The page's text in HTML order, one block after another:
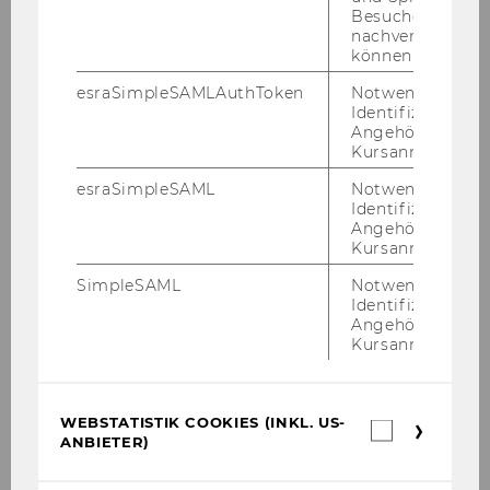
in Ös­ter­reich voll­zog sich al­ler­dings nur lang­
sam. In der Stel­lung­nah­me der ÖFU zum Vor­
ent­wurf für ein neues Pro­gramm der SPÖ vom
März 1958 über­wo­gen noch ein­deu­tig die klas­
si­schen frei­wirt­schaft­li­chen The­men. Hin­ge­
wie­sen wurde auf die ge­werk­schafts­freund­li­
ÖFU, in Mit­tel­punkt aber stan­den die For­de­
rung nach Be­reit­stel­lung eines reich­li­chen Kre­
dit­an­ge­bots sowie wohnbau-​ bzw. bo­den­po­li­ti­
sche An­lie­gen. Erst An­fang der 1960er Jahre
trat in der ös­ter­rei­chi­schen Frei­wirt­schafts­be­
we­gung die an­ti­mo­no­po­lis­ti­sche Aus­rich­tung
im Sinne des Or­do­li­be­ra­lis­mus stär­ker her­vor.
und art­ähn­li­che Zir­kel auf dem Ab­stell­gleis lan­
de­ten. Mit dem Kon­zept der so­zia­len Markt­wirt­
Besuchers
nachverfolgen
können.
esraSimpleSAMLAuthToken
Notwendig zur
Identifizierung
Angehörige/r für
Kursanmeldung.
esraSimpleSAML
Notwendig zur
Identifizierung
Angehörige/r für
Kursanmeldung.
SimpleSAML
Notwendig zur
Identifizierung
Angehörige/r für
Kursanmeldung.
WEBSTATISTIK COOKIES (INKL. US-
ANBIETER)